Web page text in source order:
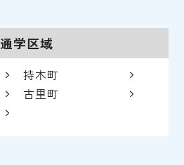
通学区域
持木町
古里町